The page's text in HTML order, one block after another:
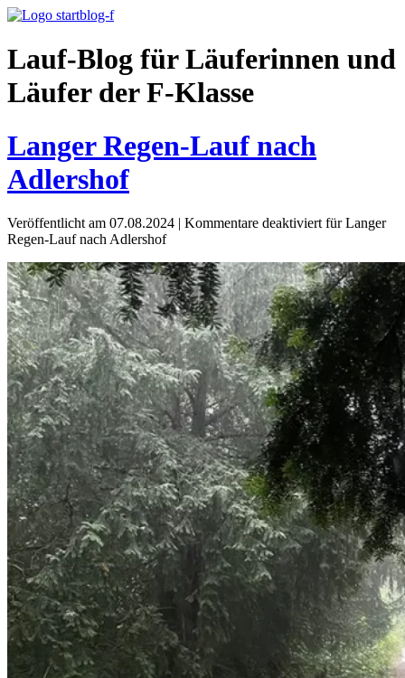
Lauf-Blog für Läuferinnen und
Läufer der F-Klasse
Langer Regen-Lauf nach
Adlershof
Veröffentlicht am 07.08.2024 | Kommentare deaktiviert für Langer
Regen-Lauf nach Adlershof